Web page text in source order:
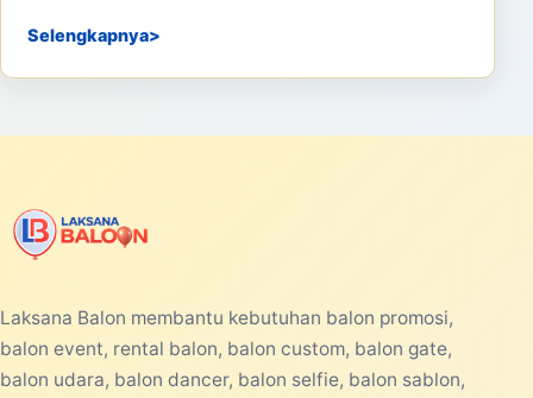
Selengkapnya
Laksana Balon membantu kebutuhan balon promosi,
balon event, rental balon, balon custom, balon gate,
balon udara, balon dancer, balon selfie, balon sablon,